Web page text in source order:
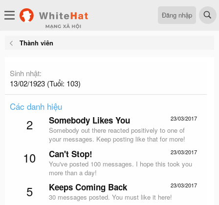
Đăng nhập
Thành viên
Sinh nhật
13/02/1923 (Tuổi: 103)
Các danh hiệu
2 23/03/2017
Somebody Likes You
Somebody out there reacted positively to one of
your messages. Keep posting like that for more!
10 23/03/2017
Can't Stop!
You've posted 100 messages. I hope this took you
more than a day!
5 23/03/2017
Keeps Coming Back
30 messages posted. You must like it here!